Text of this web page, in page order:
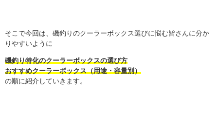
そこで今回は、磯釣りのクーラーボックス選びに悩む皆さんに分か
りやすいように
磯釣り特化のクーラーボックスの選び方
おすすめクーラーボックス（用途・容量別）
の順に紹介していきます。